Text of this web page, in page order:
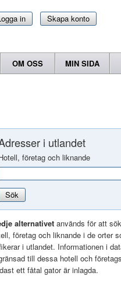
in Skapa konto
OM OSS MIN SIDA
i utlandet
företag och liknande
Sök
alternativet används för att
företag och liknande i de orter
i utlandet. Informationen i
till dessa hotell och
ett fåtal gator är inlagda.